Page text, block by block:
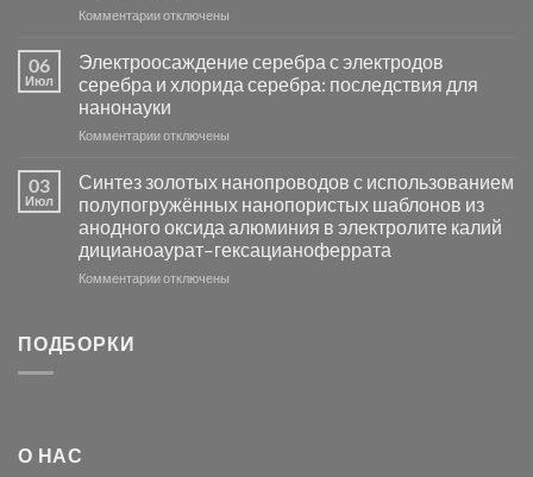
основе
группы
Комментариик
фотокаталитической
активности
Хлорида
Серебра-
в
видимом
свете
с
помощью
модификации
отключены
06
Июл
Электроосаждение серебра с электродов
серебра и хлорида серебра: последствия для
нанонауки
Комментариик
серебра
с
электродов
серебра
и
отключены
03
Июл
Синтез золотых нанопроводов с использованием
полупогружённых нанопористых шаблонов из
анодного оксида алюминия в электролите калий
дицианоаурат–гексацианоферрата
Комментариикотключены
ПОДБОРКИ
О НАС